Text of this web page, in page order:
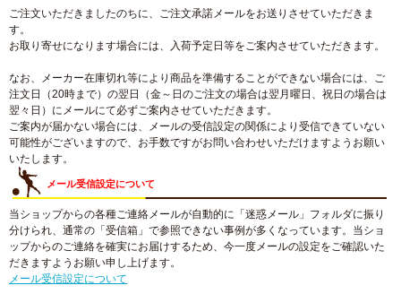
ご注文いただきましたのちに、ご注文承諾メールをお送りさせていただきま
す。
お取り寄せになります場合には、入荷予定日等をご案内させていただきます。
なお、メーカー在庫切れ等により商品を準備することができない場合には、ご
注文日（20時まで）の翌日（金～日のご注文の場合は翌月曜日、祝日の場合は
翌々日）にメールにて必ずご案内させていただきます。
ご案内が届かない場合には、メールの受信設定の関係により受信できていない
可能性がございますので、お手数ですがお問い合わせいただけますようお願い
いたします。
メール受信設定について
当ショップからの各種ご連絡メールが自動的に「迷惑メール」フォルダに振り
分けられ、通常の「受信箱」で参照できない事例が多くなっています。当ショ
ップからのご連絡を確実にお届けするため、今一度メールの設定をご確認いた
だきますようお願い申し上げます。
メール受信設定について